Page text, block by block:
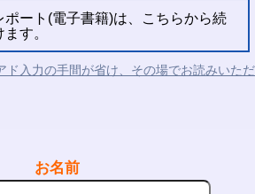
ート(電子書籍)は、こちらから続
す。
入力の手間が省け、その場でお読みいただ
お名前